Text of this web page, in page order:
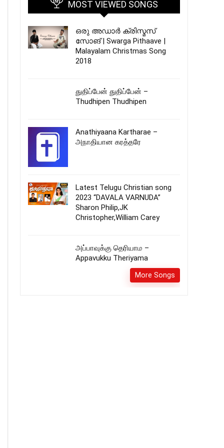
MOST VIEWED SONGS
ഒരു അഡാർ ക്രിസ്മസ്
സോങ് | Swarga Pithaave |
Malayalam Christmas Song
2018
துதிப்பேன் துதிப்பேன் –
Thudhipen Thudhipen
Anathiyaana Kartharae –
அநாதியான கரத்தரே
Latest Telugu Christian song
2023 “DAVALA VARNUDA”
Sharon Philip,JK
Christopher,William Carey
அப்பாவுக்கு தெரியாம –
Appavukku Theriyama
More Songs